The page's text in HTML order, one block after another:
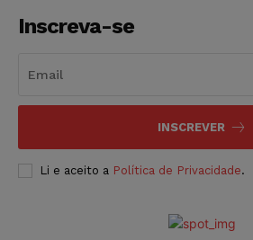
Inscreva-se
INSCREVER
Li e aceito a Política de Privacidade.